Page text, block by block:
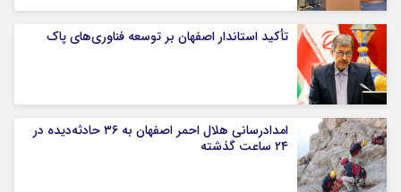
تأکید استاندار اصفهان بر توسعه فناوری‌های پاک
امدادرسانی هلال احمر اصفهان به ۳۶ حادثه‌دیده در
۲۴ ساعت گذشته